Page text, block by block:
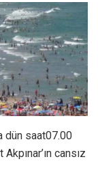
dün saat07.00
cansız